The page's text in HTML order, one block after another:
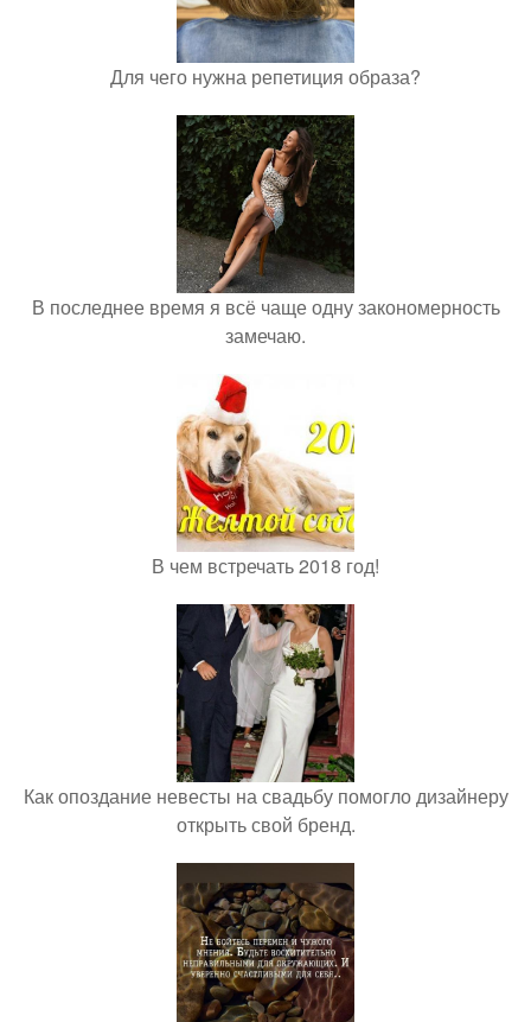
Для чего нужна репетиция образа?
В последнее время я всё чаще одну закономерность
замечаю.
В чем встречать 2018 год!
Как опоздание невесты на свадьбу помогло дизайнеру
открыть свой бренд.